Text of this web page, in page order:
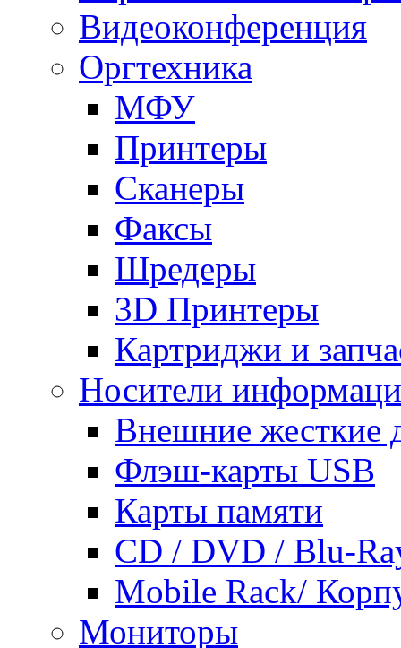
Видеоконференция
Оргтехника
МФУ
Принтеры
Сканеры
Факсы
Шредеры
3D Принтеры
Картриджи и
Носители
Внешние жесткие
Флэш-карты USB
Карты памяти
CD / DVD / Blu-
Mobile Rack/
Мониторы